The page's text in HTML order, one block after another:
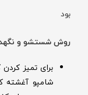
بود
روش شستشو و
برای تمیز
شامپو